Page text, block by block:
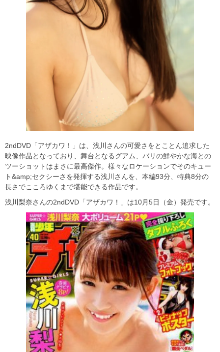
2ndDVD「アザカワ！」は、浅川さんの可愛さをとことん追求した
映像作品となっており、舞台となるグアム、バリの鮮やかな海との
ツーショットはまさに最高傑作。様々なロケーションでそのキュー
ト&amp;セクシーさを発揮する浅川さんを、本編93分、特典8分の
長さでこころゆくまで堪能できる作品です。
浅川梨奈さんの2ndDVD「アザカワ！」は10月5日（金）発売です。